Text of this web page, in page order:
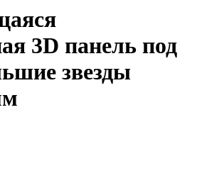
3D панель под
звезды